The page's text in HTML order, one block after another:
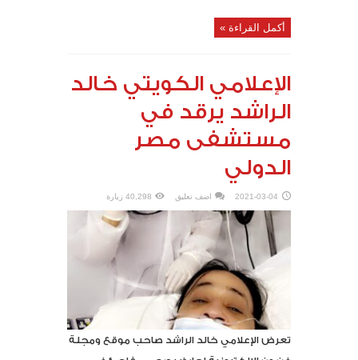
أكمل القراءة »
الإعلامي الكويتي خالد
الراشد يرقد في
مستشفى مصر
الدولي
2021-03-04 اضف تعليق 40,298 زيارة
تعرض الإعلامي خالد الراشد صاحب موقع ومجلة